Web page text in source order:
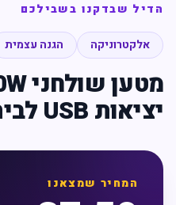
הדיל שבדקנו בשבילכם
אלקטרוניקה הגנה עצמית
יציאות USB לבית ולמשרד
המחיר שמצאנו